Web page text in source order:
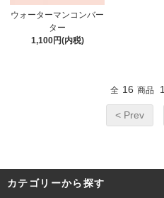
ウォーターマンコンバー
ター
1,100円(内税)
全 16 商品 1
< Prev
カテゴリーから探す